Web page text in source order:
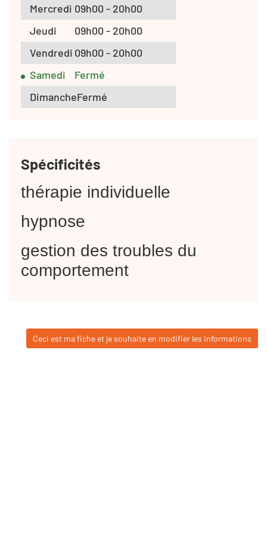
Mercredi 09h00 - 20h00
Jeudi
09h00 - 20h00
Vendredi 09h00 - 20h00
Samedi
Fermé
DimancheFermé
Spécificités
thérapie individuelle
hypnose
gestion des troubles du
comportement
Ceci est ma fiche et je souhaite en modifier les informations